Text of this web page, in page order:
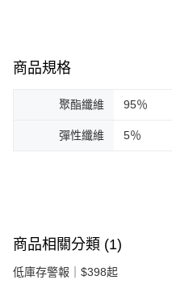
商品規格
聚酯纖維 95％
彈性纖維 5％
商品相關分類 (1)
低庫存警報｜$398起